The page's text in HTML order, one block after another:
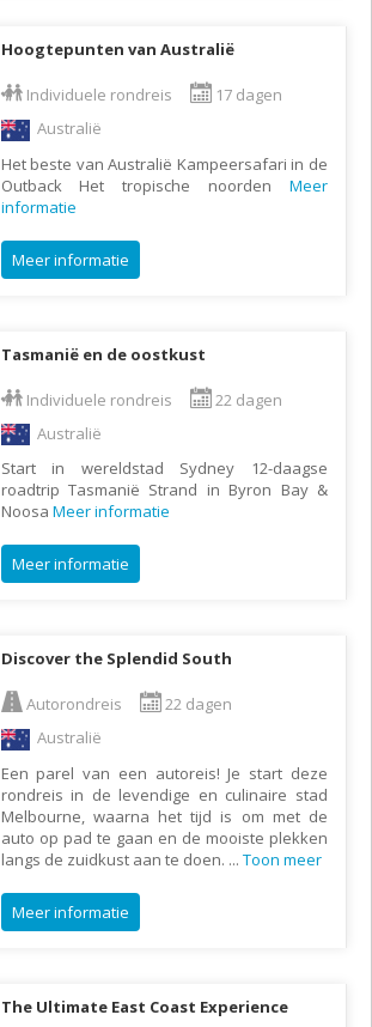
Hoogtepunten van Australië
Individuele rondreis
17 dagen
Australië
Het beste van Australië Kampeersafari in de
Outback Het tropische noorden Meer
informatie
Meer informatie
Tasmanië en de oostkust
Individuele rondreis
22 dagen
Australië
Start in wereldstad Sydney 12-daagse
roadtrip Tasmanië Strand in Byron Bay &
Noosa Meer informatie
Meer informatie
Discover the Splendid South
Autorondreis
22 dagen
Australië
Een parel van een autoreis! Je start deze
rondreis in de levendige en culinaire stad
Melbourne, waarna het tijd is om met de
auto op pad te gaan en de mooiste plekken
langs de zuidkust aan te doen. ... Toon meer
Meer informatie
The Ultimate East Coast Experience